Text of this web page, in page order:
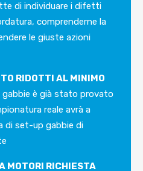
di individuare i difetti
comprenderne la
le giuste azioni
RIDOTTI AL MINIMO
gabbie è già stato provato
reale avrà a
di set-up gabbie di
MOTORI RICHIESTA